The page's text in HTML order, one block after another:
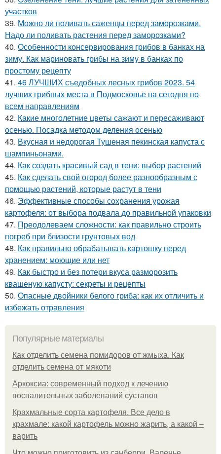
участков
39. Можно ли поливать саженцы перед заморозками.
Надо ли поливать растения перед заморозками?
40. Особенности консервирования грибов в банках на
зиму. Как мариновать грибы на зиму в банках по
простому рецепту
41. 46 ЛУЧШИХ съедобных лесных грибов 2023. 54
лучших грибных места в Подмосковье на сегодня по
всем направлениям
42. Какие многолетние цветы сажают и пересаживают
осенью. Посадка методом деления осенью
43. Вкусная и недорогая Тушеная пекинская капуста с
шампиньонами.
44. Как создать красивый сад в тени: выбор растений
45. Как сделать свой огород более разнообразным с
помощью растений, которые растут в тени
46. Эффективные способы сохранения урожая
картофеля: от выбора подвала до правильной упаковки
47. Преодолеваем сложности: как правильно строить
погреб при близости грунтовых вод
48. Как правильно обрабатывать картошку перед
хранением: моющие или нет
49. Как быстро и без потери вкуса разморозить
квашеную капусту: секреты и рецепты
50. Опасные двойники белого гриба: как их отличить и
избежать отравления
Популярные материалы
Как отделить семена помидоров от жмыха. Как
отделить семена от мякоти
Аркоксиа: современный подход к лечению
воспалительных заболеваний суставов
Крахмальные сорта картофеля. Все дело в
крахмале: какой картофель можно жарить, а какой –
варить